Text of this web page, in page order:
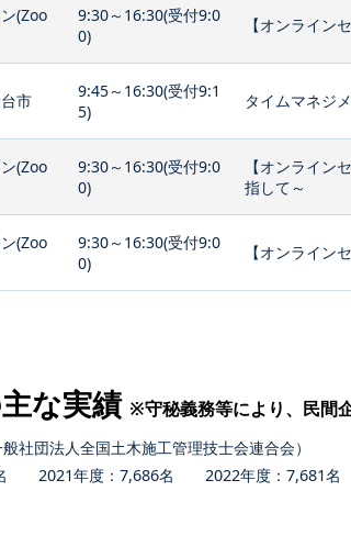
(Zoo
9:30～16:30(受付9:0
0)
【オンライン
市
9:45～16:30(受付9:1
5)
タイムマネジ
(Zoo
9:30～16:30(受付9:0
0)
【オンライン
指して～
(Zoo
9:30～16:30(受付9:0
0)
【オンライン
な実績 ※守秘義務等により、民間
社団法人全国土木施工管理技士会連合会）
2021年度：7,686名 2022年度：7,681